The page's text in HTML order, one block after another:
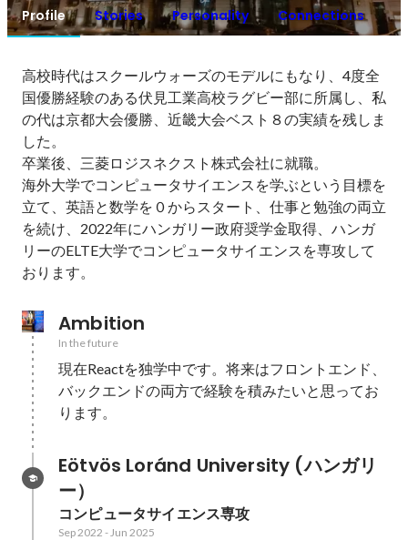
Profile Stories Personality Connections
高校時代はスクールウォーズのモデルにもなり、4度全
国優勝経験のある伏見工業高校ラグビー部に所属し、私
の代は京都大会優勝、近畿大会ベスト８の実績を残しま
した。
卒業後、三菱ロジスネクスト株式会社に就職。
海外大学でコンピュータサイエンスを学ぶという目標を
立て、英語と数学を０からスタート、仕事と勉強の両立
を続け、2022年にハンガリー政府奨学金取得、ハンガ
リーのELTE大学でコンピュータサイエンスを専攻して
おります。
Ambition
In the future
現在Reactを独学中です。将来はフロントエンド、
バックエンドの両方で経験を積みたいと思ってお
ります。
Eötvös Loránd University (ハンガリ
ー）
コンピュータサイエンス専攻
Sep 2022 -Jun 2025